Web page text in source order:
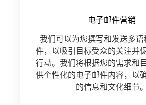
电子邮件营销
我们可以为您撰写和发送多语
件，以吸引目标受众的关注并
行动。我们将根据您的需求和
供个性化的电子邮件内容，以
的信息和文化细节。